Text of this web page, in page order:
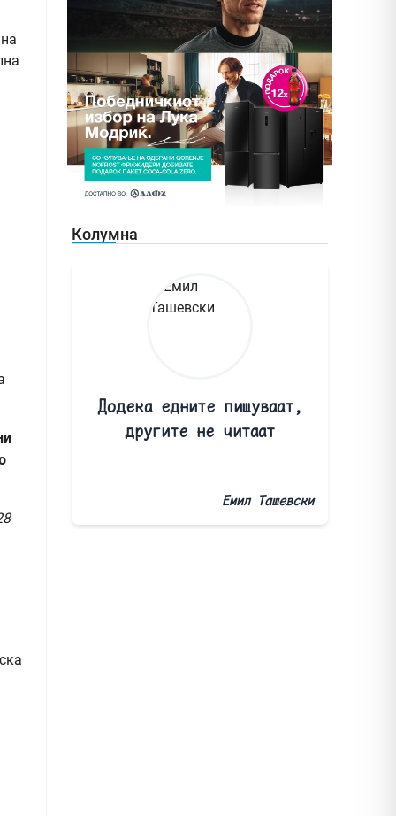
Колумна
Додека едните пишуваат,
другите не читаат
Емил Ташевски